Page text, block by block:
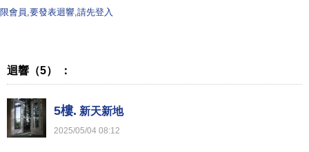
限會員,要發表迴響,請先登入
迴響（5） ：
5樓. 新天新地
2025/05/04 08:12